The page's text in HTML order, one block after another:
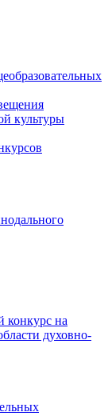
культуры
конкурс на
духовно-